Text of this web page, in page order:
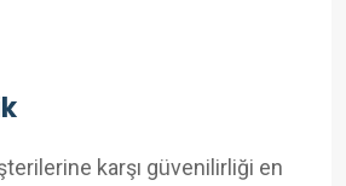
karşı güvenilirliği en